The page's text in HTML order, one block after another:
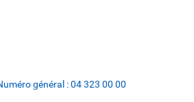
général :04 323 00 00